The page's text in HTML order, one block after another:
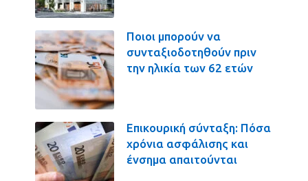
Ποιοι μπορούν να
συνταξιοδοτηθούν πριν
την ηλικία των 62 ετών
Επικουρική σύνταξη: Πόσα
χρόνια ασφάλισης και
ένσημα απαιτούνται